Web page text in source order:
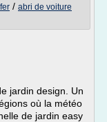
/ abri de voiture
jardin design. Un
où la météo
de jardin easy